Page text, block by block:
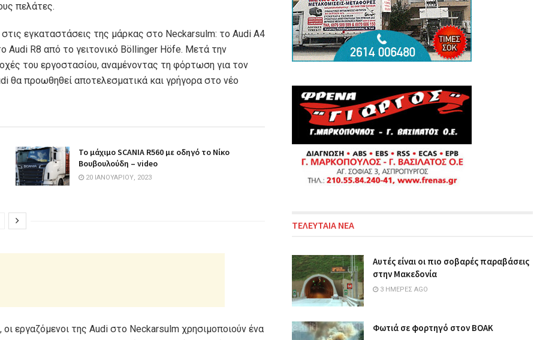
πελάτες.
εγκαταστάσεις της μάρκας στο Neckarsulm: το Audi A4
Audi R8 από το γειτονικό Böllinger Höfe. Μετά την
του εργοστασίου, αναμένοντας τη φόρτωση για τον
θα προωθηθεί αποτελεσματικά και γρήγορα στο νέο
Το μάχιμο SCANIA R560 με οδηγό το Νίκο
Βουβουλούδη – video
20 ΙΑΝΟΥΑΡΊΟΥ, 2023
εργαζόμενοι της Audi στο Neckarsulm χρησιμοποιούν ένα
ΤΕΛΕΥΤΑΙΑ ΝΕΑ
Αυτές είναι οι πιο σοβαρές παραβάσεις
στην Μακεδονία
3 ΗΜΈΡΕΣ AGO
Φωτιά σε φορτηγό στον ΒΟΑΚ